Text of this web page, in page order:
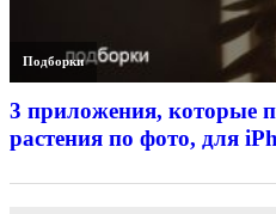
Подборки
3 приложения, которые
растения по фото, для